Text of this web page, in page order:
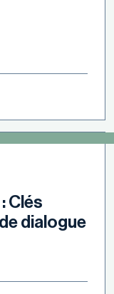
Clés
dialogue